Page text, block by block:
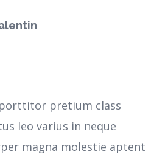
pretium class
leo varius in neque
magna molestie aptent